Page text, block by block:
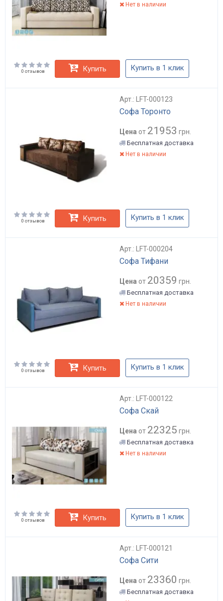
Нет в наличии
0 отзывов Купить Купить в 1 клик
Арт.: LFT-000123
Софа Торонто
Цена от 21953 грн.
Бесплатная доставка
Нет в наличии
0 отзывов Купить Купить в 1 клик
Арт.: LFT-000204
Софа Тифани
Цена от 20359 грн.
Бесплатная доставка
Нет в наличии
0 отзывов Купить Купить в 1 клик
Арт.: LFT-000122
Софа Скай
Цена от 22325 грн.
Бесплатная доставка
Нет в наличии
0 отзывов Купить Купить в 1 клик
Арт.: LFT-000121
Софа Сити
Цена от 23360 грн.
Бесплатная доставка